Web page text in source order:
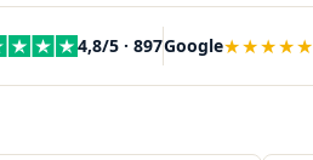
4,8/5 · 897Google★★★★★